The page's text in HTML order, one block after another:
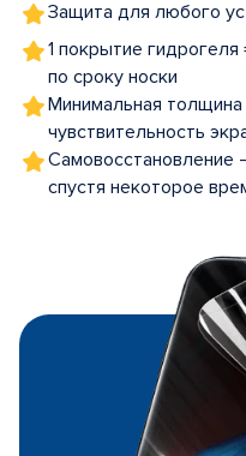
Защита для любого
1 покрытие
по сроку носки
Минимальная толщина
чувствительность
Самовосстановление
спустя некоторое